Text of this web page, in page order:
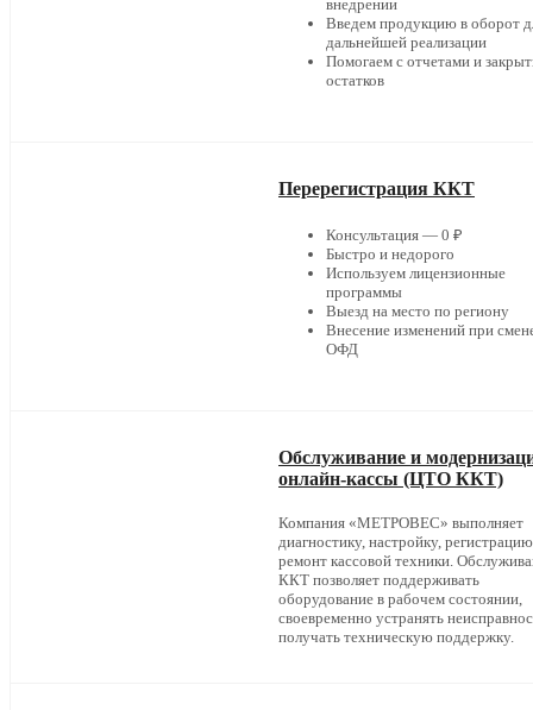
внедрении
Введем продукцию в оборот
дальнейшей реализации
Помогаем с отчетами и
остатков
Перерегистрация ККТ
Консультация — 0 ₽
Быстро и недорого
Используем лицензионные
программы
Выезд на место по региону
Внесение изменений при
ОФД
Обслуживание и
онлайн-кассы (ЦТО ККТ)
Компания «МЕТРОВЕС» выполняет
диагностику, настройку,
ремонт кассовой техники.
ККТ позволяет поддерживать
оборудование в рабочем состоянии,
своевременно устранять
получать техническую поддержку.